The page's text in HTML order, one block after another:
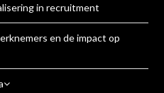
in recruitment
en de impact op